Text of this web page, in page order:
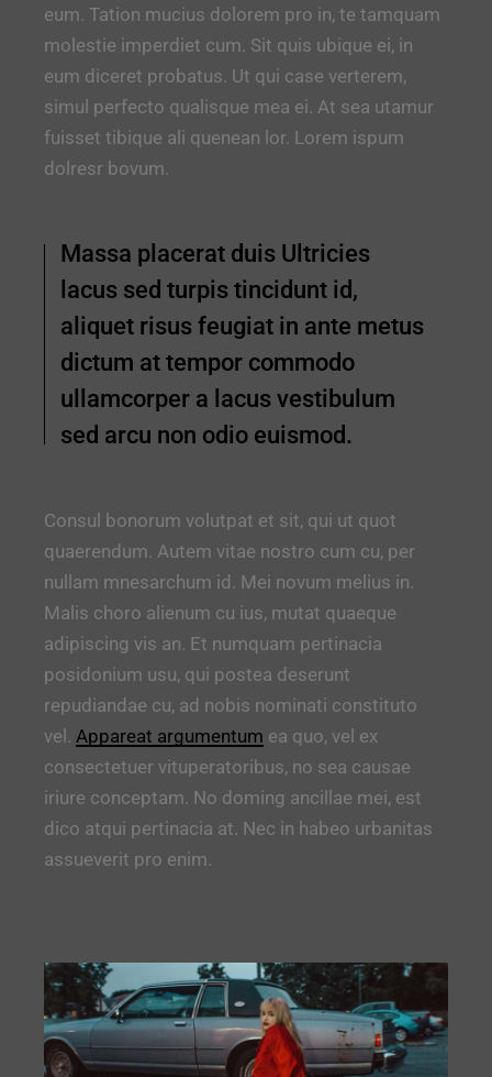
eum. Tation mucius dolorem pro in, te tamquam
molestie imperdiet cum. Sit quis ubique ei, in
eum diceret probatus. Ut qui case verterem,
simul perfecto qualisque mea ei. At sea utamur
fuisset tibique ali quenean lor. Lorem ispum
dolresr bovum.
Massa placerat duis Ultricies
lacus sed turpis tincidunt id,
aliquet risus feugiat in ante metus
dictum at tempor commodo
ullamcorper a lacus vestibulum
sed arcu non odio euismod.
Consul bonorum volutpat et sit, qui ut quot
quaerendum. Autem vitae nostro cum cu, per
nullam mnesarchum id. Mei novum melius in.
Malis choro alienum cu ius, mutat quaeque
adipiscing vis an. Et numquam pertinacia
posidonium usu, qui postea deserunt
repudiandae cu, ad nobis nominati constituto
vel. Appareat argumentum ea quo, vel ex
consectetuer vituperatoribus, no sea causae
iriure conceptam. No doming ancillae mei, est
dico atqui pertinacia at. Nec in habeo urbanitas
assueverit pro enim.